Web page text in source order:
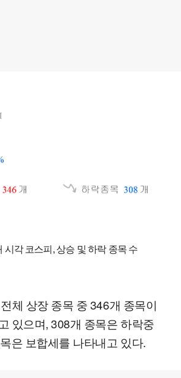
시각 코스피, 상승 및 하락 종목 수
체 상장 종목 중 346개 종목이
있으며, 308개 종목은 하락중
은 보합세를 나타내고 있다.